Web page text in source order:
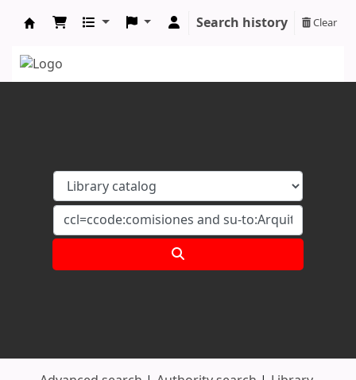
Search history Clear